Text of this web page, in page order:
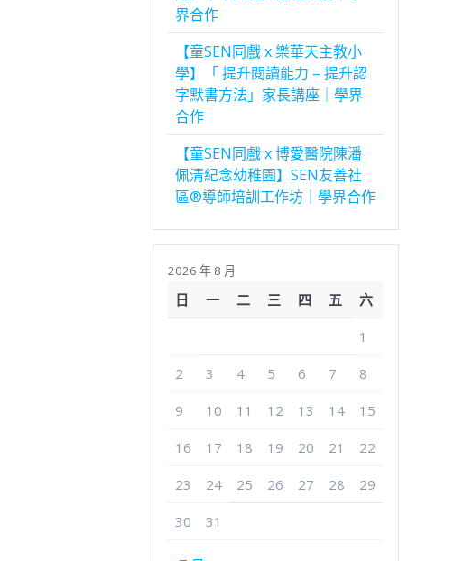
界合作
【童SEN同戲 x 樂華天主教小
學】「 提升閱讀能力 – 提升認
字默書方法」家長講座｜學界
合作
【童SEN同戲 x 博愛醫院陳潘
佩清紀念幼稚園】SEN友善社
區®導師培訓工作坊｜學界合作
2026 年 8 月
日 一 二 三 四 五 六
1
2 3 4 5 6 7 8
9 10 11 12 13 14 15
16 17 18 19 20 21 22
23 24 25 26 27 28 29
30 31